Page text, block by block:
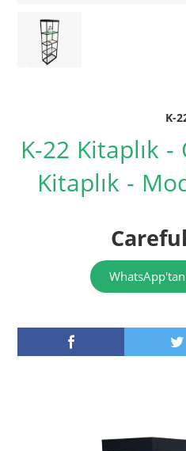
K-
K-22 Kitaplık
Kitaplık -